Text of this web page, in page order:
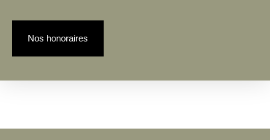
Nos honoraires